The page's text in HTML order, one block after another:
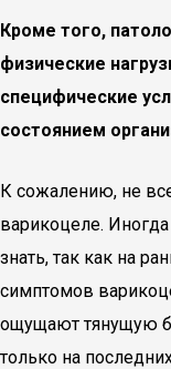
Кроме того,
физические
специфические
состоянием
К сожалению, не
варикоцеле.
знать, так как на
симптомов
ощущают тянущую
только на